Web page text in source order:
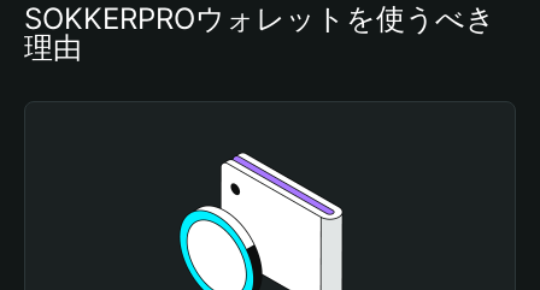
SOKKERPROウォレットを使うべき
理由